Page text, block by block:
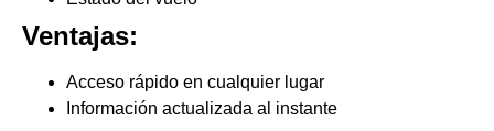
Ventajas:
Acceso rápido en cualquier lugar
Información actualizada al instante